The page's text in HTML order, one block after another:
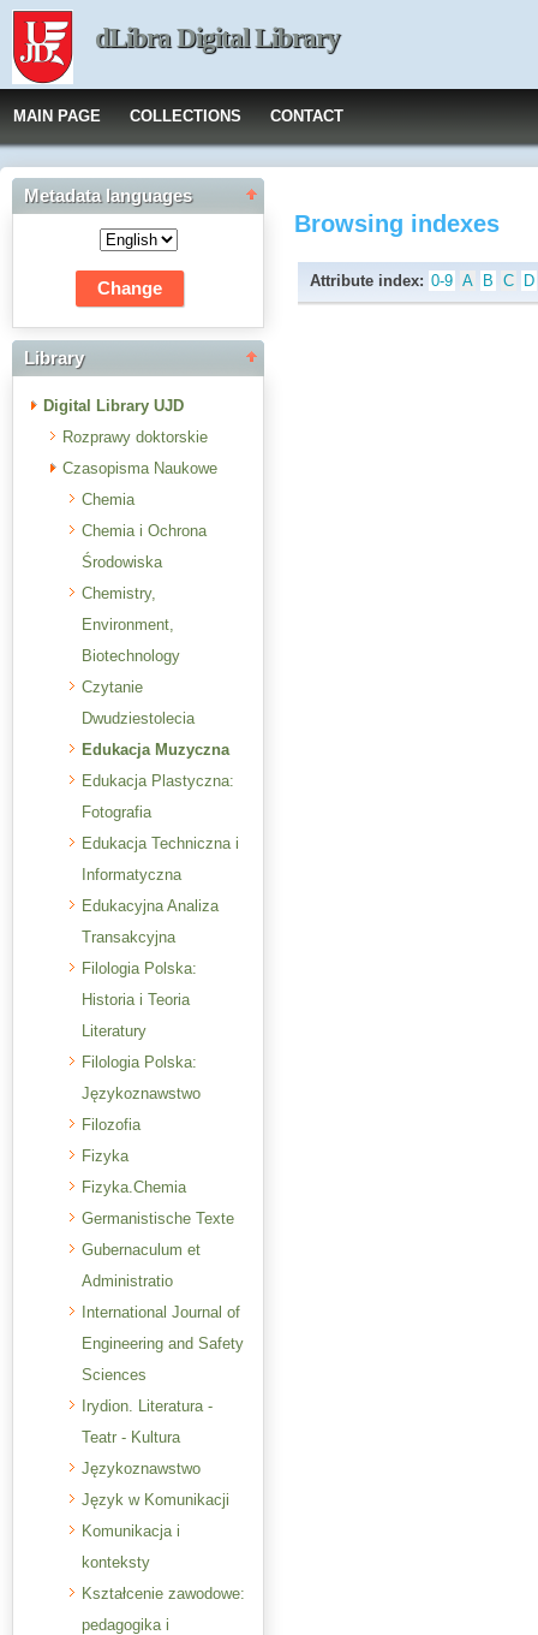
dLibra Digital Library
MAIN PAGE COLLECTIONS CONTACT
Metadata languages
Library
Digital Library UJD
Rozprawy doktorskie
Czasopisma Naukowe
Chemia
Chemia i Ochrona
Środowiska
Chemistry,
Environment,
Biotechnology
Czytanie
Dwudziestolecia
Edukacja Muzyczna
Edukacja Plastyczna:
Fotografia
Edukacja Techniczna i
Informatyczna
Edukacyjna Analiza
Transakcyjna
Filologia Polska:
Historia i Teoria
Literatury
Filologia Polska:
Językoznawstwo
Filozofia
Fizyka
Fizyka.Chemia
Germanistische Texte
Gubernaculum et
Administratio
International Journal of
Engineering and Safety
Sciences
Irydion. Literatura -
Teatr - Kultura
Językoznawstwo
Język w Komunikacji
Komunikacja i
konteksty
Kształcenie zawodowe:
pedagogika i
Browsing indexes
Attribute index: 0-9 A B C D